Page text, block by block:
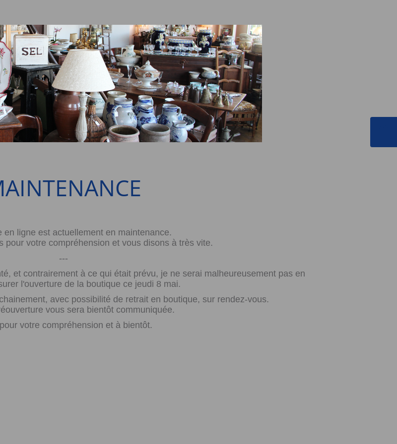
en ligne est actuellement en maintenance.
pour votre compréhension et vous disons à très vite.
---
et contrairement à ce qui était prévu, je ne serai malheureusement pas en
l'ouverture de la boutique ce jeudi 8 mai.
avec possibilité de retrait en boutique, sur rendez-vous.
vous sera bientôt communiquée.
votre compréhension et à bientôt.